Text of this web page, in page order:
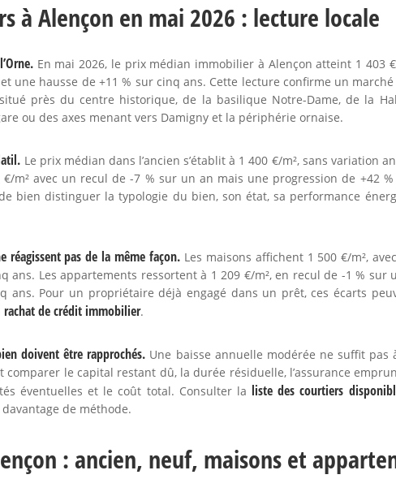
à Alençon en mai 2026 : lecture locale
En mai 2026, le prix médian immobilier à Alençon atteint 1 403
une hausse de +11 % sur cinq ans. Cette lecture confirme un
près du centre historique, de la basilique Notre-Dame, de la
ou des axes menant vers Damigny et la périphérie ornaise.
Le prix médian dans l’ancien s’établit à 1 400 €/m², sans variation
m² avec un recul de -7 % sur un an mais une progression de +42
bien distinguer la typologie du bien, son état, sa performance
réagissent pas de la même façon. Les maisons affichent 1 500 €/m²,
ans. Les appartements ressortent à 1 209 €/m², en recul de -1 % sur
ans. Pour un propriétaire déjà engagé dans un prêt, ces écarts
rachat de crédit immobilier.
doivent être rapprochés. Une baisse annuelle modérée ne suffit pas
le capital restant dû, la durée résiduelle, l’assurance
éventuelles et le coût total. Consulter la liste des courtiers
de méthode.
: ancien, neuf, maisons et